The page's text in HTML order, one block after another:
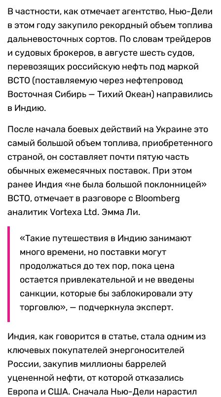
В частности, как отмечает агентство, Нью-Дели
в этом году закупило рекордный объем топлива
дальневосточных сортов. По словам трейдеров
и судовых брокеров, в августе шесть судов,
перевозящих российскую нефть под маркой
ВСТО (поставляемую через нефтепровод
Восточная Сибирь — Тихий Океан) направились
в Индию.
После начала боевых действий на Украине это
самый большой объем топлива, приобретенного
страной, он составляет почти пятую часть
обычных ежемесячных поставок. При этом
ранее Индия «не была большой поклонницей»
ВСТО, отмечает в разговоре с Bloomberg
аналитик Vortexa Ltd. Эмма Ли.
«Такие путешествия в Индию занимают
много времени, но поставки могут
продолжаться до тех пор, пока цена
остается привлекательной и не введены
санкции, которые бы заблокировали эту
торговлю», — подчеркнула эксперт.
Индия, как говорится в статье, стала одним из
ключевых покупателей энергоносителей
России, закупив миллионы баррелей
уцененной нефти, от которой отказались
Европа и США. Сначала Нью-Дели нарастил